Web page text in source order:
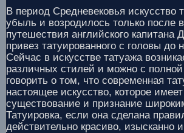
В период Средневековья искусство
убыль и возродилось только после
путешествия английского капитана
привез татуированного с головы до
Сейчас в искусстве татуажа
различных стилей и можно с
говорить о том, что современная
настоящее искусство, которое
существование и признание
Татуировка, если она сделана
действительно красиво, изысканно